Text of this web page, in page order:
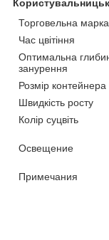
Торговельна марка
Час цвітіння
Оптимальна
занурення
Розмір контейнера
Швидкість росту
Колір суцвіть
Освещение
Примечания